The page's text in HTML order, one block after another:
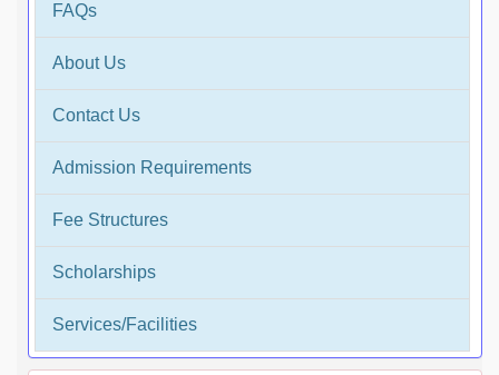
FAQs
About Us
Contact Us
Admission Requirements
Fee Structures
Scholarships
Services/Facilities